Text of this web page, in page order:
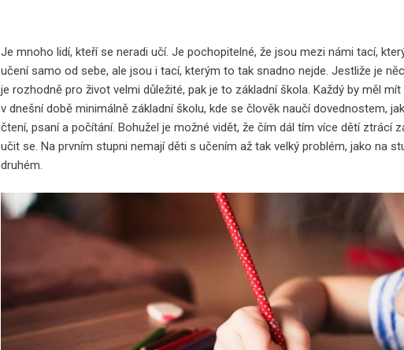
Je mnoho lidí, kteří se neradi učí. Je pochopitelné, že jsou mezi námi tací,
učení samo od sebe, ale jsou i tací, kterým to tak snadno nejde. Jestliže je
je rozhodně pro život velmi důležité, pak je to základní škola.Každý by měl mít
v dnešní době minimálně základní školu, kde se člověk naučí dovednostem,
čtení, psaní a počítání.Bohužel je možné vidět, že čím dál tím více dětí ztrácí
učit se. Na prvním stupni nemají děti s učením až tak velký problém, jako na
druhém.